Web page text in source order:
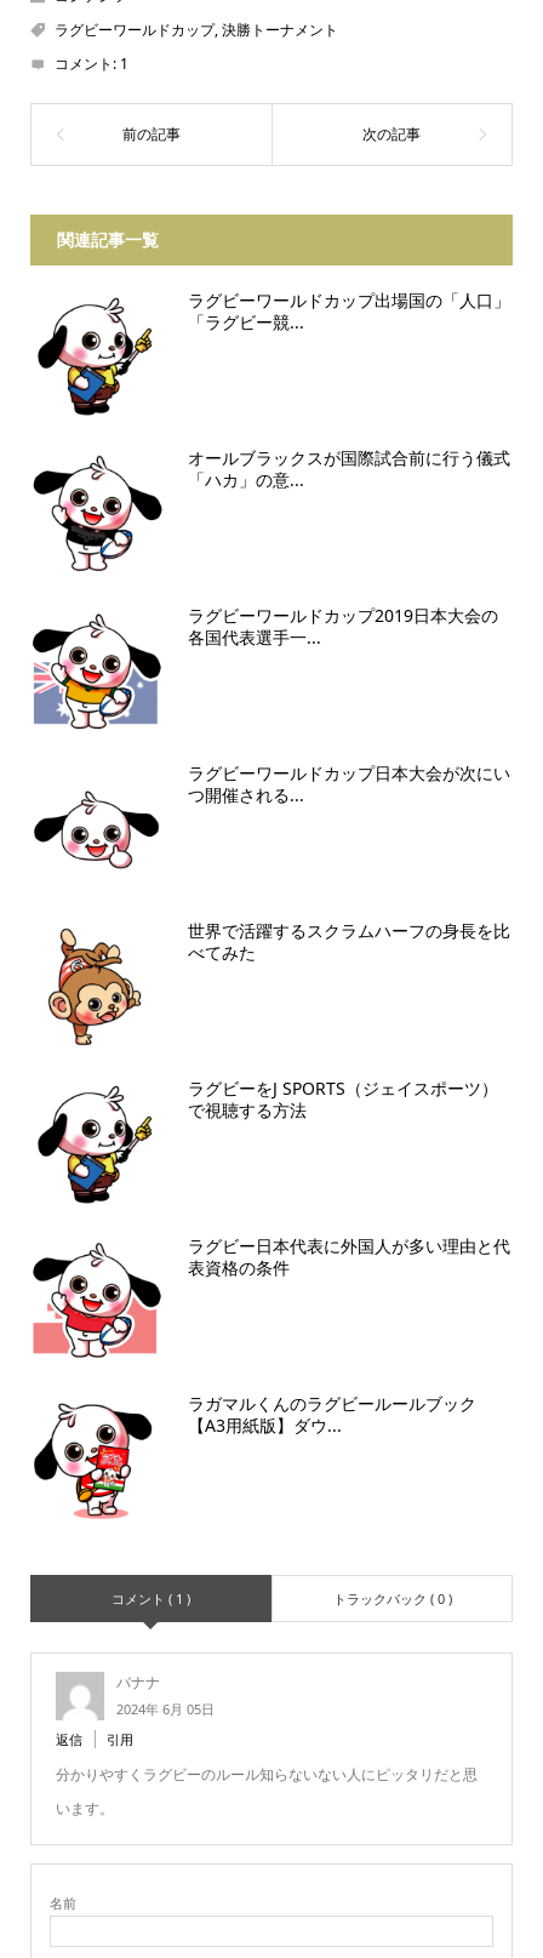
ラグビーワールドカップ,決勝トーナメント
コメント: 1
関連記事一覧
ラグビーワールドカップ出場国の「人口」
「ラグビー競...
オールブラックスが国際試合前に行う儀式
「ハカ」の意...
ラグビーワールドカップ2019日本大会の
各国代表選手一...
ラグビーワールドカップ日本大会が次にい
つ開催される...
世界で活躍するスクラムハーフの身長を比
べてみた
ラグビーをJ SPORTS（ジェイスポーツ）
で視聴する方法
ラグビー日本代表に外国人が多い理由と代
表資格の条件
ラガマルくんのラグビールールブック
【A3用紙版】ダウ...
コメント ( 1 ) トラックバック ( 0 )
バナナ
2024年 6月 05日
返信
引用
分かりやすくラグビーのルール知らないない人にピッタリだと思
います。
名前